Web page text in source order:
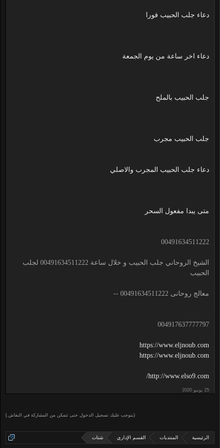
دعاء جلب الحبيب فورا
دعاء اخر ساعة من يوم الجمعة
جلب الحبيب بالملح
جلب الحبيب مجرب
دعاء جلب الحبيب المجرب والاصلي
متى يبدا مفعول السحر
00491634511222
الشيخ الروحاني جلب الحبيب و خلال ساعة 00491634511222 لجلب
الحبيب
معالج روحانى 00491634511222 --
004917637777797
https://www.eljnoub.com
https://www.eljnoub.com
http://www.elso9.com/
(يتوجب عليك تسجيل الدخول حتى تتمكن من المشاركة في النقاش.)
الرئيسية المنتديات القسم الإداري شتات